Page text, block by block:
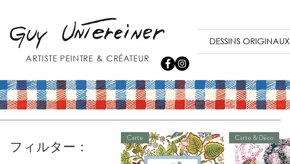
ARTISTE PEINTRE & CRÉATEUR
DESSINS ORIGINAUX
フィルター：
Carte Carte & Déco